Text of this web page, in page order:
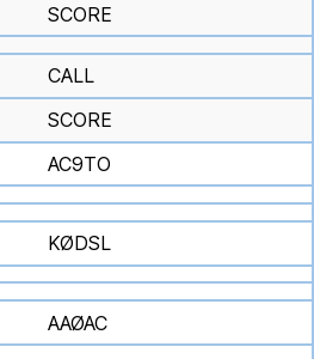
SCORE
CALL
SCORE
AC9TO
KØDSL
AAØAC